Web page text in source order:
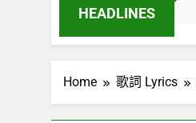
HEADLINES
Home 歌詞 Lyrics